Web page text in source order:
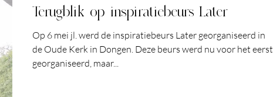
Terugblik op inspiratiebeurs Later
Op 6 mei jl. werd de inspiratiebeurs Later georganiseerd in
de Oude Kerk in Dongen. Deze beurs werd nu voor het eerst
georganiseerd, maar...